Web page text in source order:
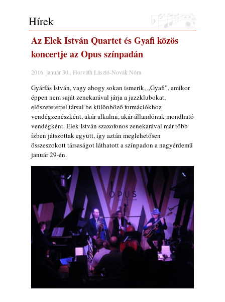
A www.jazzma.hu-n eddig megjelent írások
összegzése – 2026 augusztus
2026. augusztus 09.
A Magyar Jazz Szövetség a Művészetek
2026. augusztus 09.
Ez lesz idén a Balaton legkedvesebb
eseménye: augusztus közepén érkezik a
Malomvölgy Fesztivál!
2026. augusztus 08.
2026-os jazzfesztiválok, amelyekről én is
tudok… 19. rész: XXXI. Szoboszlói
augusztus 21-22-23.)
2026. augusztus 08.
Jazz-rock albumok 1986-ból - Shakatak
„Into the Blue”
2026. augusztus 08.
Fusio Group feat. Kertész Erika "New
Visions" lemezbemutató koncert
2026. augusztus 07.
Jazz-rock albumok 1985-ből - Issei Noro
„Sweet Sphere”
Hírek
Az Elek István Quartet és Gyafi közös
koncertje az Opus színpadán
2016. január 30., Horváth László-Novák Nóra
Gyárfás István, vagy ahogy sokan ismerik, „Gyafi”, amikor
éppen nem saját zenekarával járja a jazzklubokat,
előszeretettel társul be különböző formációkhoz
vendégzenészként, akár alkalmi, akár állandónak mondható
vendégként. Elek István szaxofonos zenekarával már több
ízben játszottak együtt, így aztán meglehetősen
összeszokott társaságot láthatott a színpadon a nagyérdemű
január 29-én.